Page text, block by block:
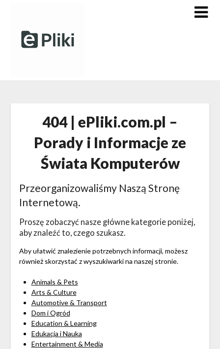
content
404 | ePliki.com.pl –
Porady i Informacje ze
Świata Komputerów
Przeorganizowaliśmy Naszą Stronę
Internetową.
Proszę zobaczyć nasze główne kategorie poniżej,
aby znaleźć to, czego szukasz.
Aby ułatwić znalezienie potrzebnych informacji, możesz
również skorzystać z wyszukiwarki na naszej stronie.
Animals & Pets
Arts & Culture
Automotive & Transport
Dom i Ogród
Education & Learning
Edukacja i Nauka
Entertainment & Media